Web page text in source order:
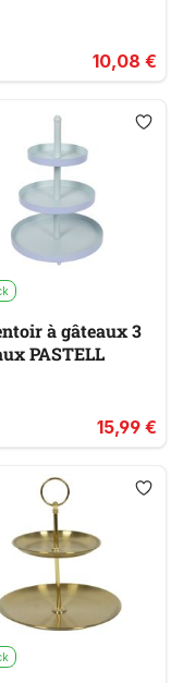
10,08 €
à gâteaux 3
PASTELL
15,99 €